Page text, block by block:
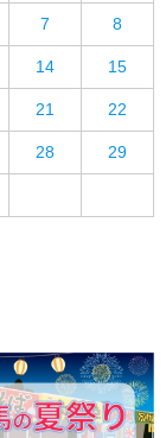
7 8
14 15
21 22
28 29